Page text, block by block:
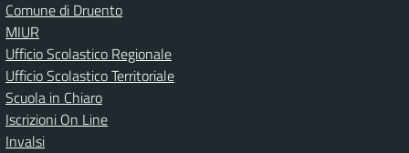
Comune di Druento
MIUR
Ufficio Scolastico Regionale
Ufficio Scolastico Territoriale
Scuola in Chiaro
Iscrizioni On Line
Invalsi